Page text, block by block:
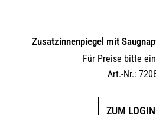
Zusatzinnenpiegel mit
Für Preise bitte
Art.-Nr.:
ZUM